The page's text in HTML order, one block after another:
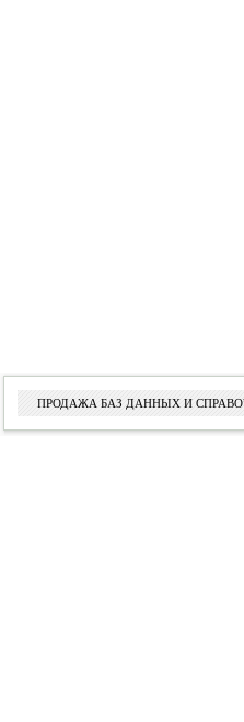
ПРОДАЖА БАЗ ДАННЫХ И